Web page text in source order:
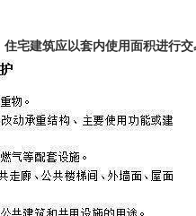
住宅建筑应以套内使用面积进行交